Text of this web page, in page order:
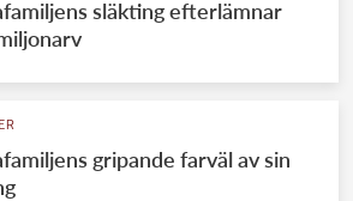
UTLÄNDSKT
KUNGAHUS
Svenska kungahuset
Brittiska kungahuset
REDAKTION
släkting efterlämnar
gripande farväl av sin